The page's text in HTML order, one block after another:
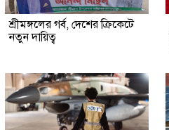
শ্রীমঙ্গলের গর্ব, দেশের ক্রিকেটে
নতুন দায়িত্ব